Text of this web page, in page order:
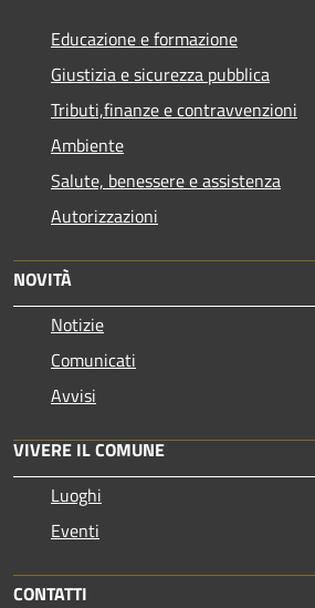
Educazione e formazione
Giustizia e sicurezza pubblica
Tributi,finanze e contravvenzioni
Ambiente
Salute, benessere e assistenza
Autorizzazioni
NOVITÀ
Notizie
Comunicati
Avvisi
VIVERE IL COMUNE
Luoghi
Eventi
CONTATTI